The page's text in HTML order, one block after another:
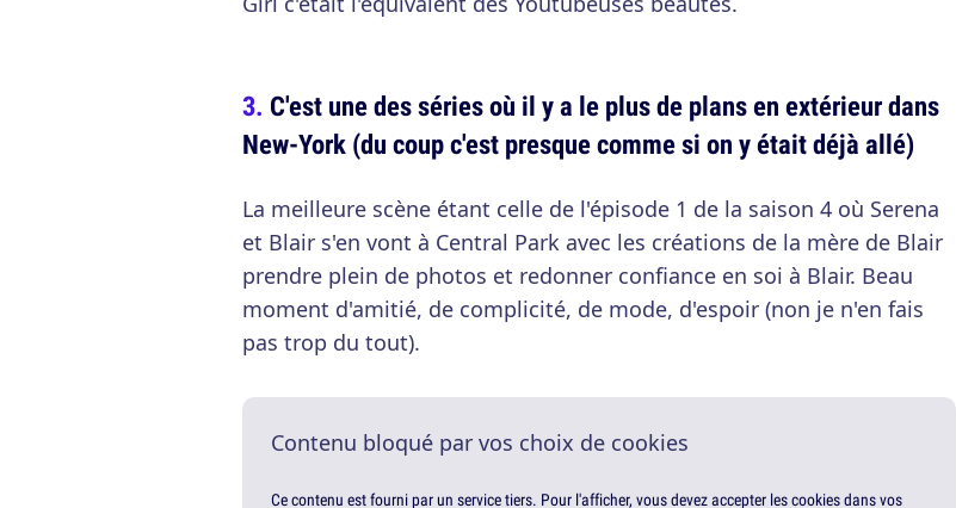
C'est une des séries où il y a le plus de plans en extérieur dans
New-York (du coup c'est presque comme si on y était déjà allé)
La meilleure scène étant celle de l'épisode 1 de la saison 4 où Serena
et Blair s'en vont à Central Park avec les créations de la mère de Blair
prendre plein de photos et redonner confiance en soi à Blair. Beau
moment d'amitié, de complicité, de mode, d'espoir (non je n'en fais
pas trop du tout).
Contenu bloqué par vos choix de cookies
Ce contenu est fourni par un service tiers. Pour l'afficher, vous devez accepter les cookies dans vos